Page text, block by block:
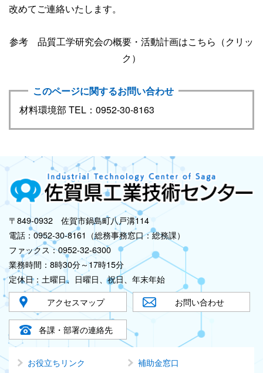
改めてご連絡いたします。
参考 品質工学研究会の概要・活動計画はこちら（クリッ
ク）
このページに関するお問い合わせ
材料環境部 TEL：0952-30-8163
〒849-0932 佐賀市鍋島町八戸溝114
電話：0952-30-8161（総務事務窓口：総務課）
ファックス：0952-32-6300
業務時間：8時30分～17時15分
定休日：土曜日、日曜日、祝日、年末年始
アクセスマップ お問い合わせ
各課・部署の連絡先
お役立ちリンク
補助金窓口